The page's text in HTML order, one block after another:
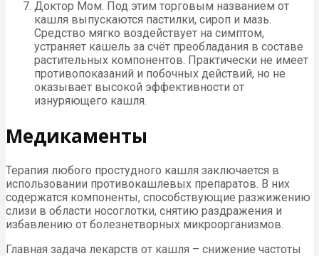
Доктор Мом. Под этим торговым названием от
кашля выпускаются пастилки, сироп и мазь.
Средство мягко воздействует на симптом,
устраняет кашель за счёт преобладания в составе
растительных компонентов. Практически не имеет
противопоказаний и побочных действий, но не
оказывает высокой эффективности от
изнуряющего кашля.
Медикаменты
Терапия любого простудного кашля заключается в
использовании противокашлевых препаратов. В них
содержатся компоненты, способствующие разжижению
слизи в области носоглотки, снятию раздражения и
избавлению от болезнетворных микроорганизмов.
Главная задача лекарств от кашля – снижение частоты